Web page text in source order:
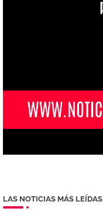
LAS NOTICIAS MÁS LEÍDAS